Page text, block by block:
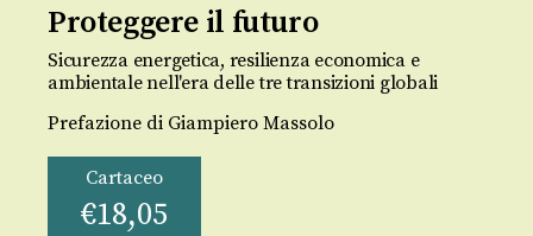
Proteggere il futuro
Sicurezza energetica, resilienza economica e
ambientale nell'era delle tre transizioni globali
Prefazione di Giampiero Massolo
Cartaceo
€18,05